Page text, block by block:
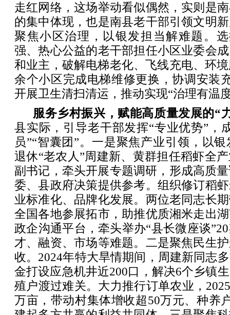
走红网络，这场举动看似偶然，实则是
的集中体现，也是南县老干部引领文明
聚焦小区治理，以银发担当解难题。
强、热心公益的老干部担任小区业委会
和业主，破解电梯老化、飞线充电、环
余个小区完成电梯维修更换，协调安装
开展卫生清扫清运，推动实现“治理有温
服务乡村振兴，赋能高质量发展的“
县实际，引导老干部发挥“专业优势”，
员”“智囊团”。一是聚焦产业引领，以
退休“老农人”周建新、黄群担任稻虾全
副书记，牵头开展专题调研，形成高质
委、县政府决策提供参考。组织修订稻
业标准化、品牌化发展。两位老同志长
全国各地参展拓市，助推优质湘米走出
政企沟通平台，牵头举办“县长微座谈
才、融资、市场等难题。二是聚焦民生
收。2024年特大旱情期间，周建新同志
金打设应急机井近200口，解决6个乡镇
殖户渡过难关。大力推行订单农业，
万亩，带动村集体增收超50万元、种养